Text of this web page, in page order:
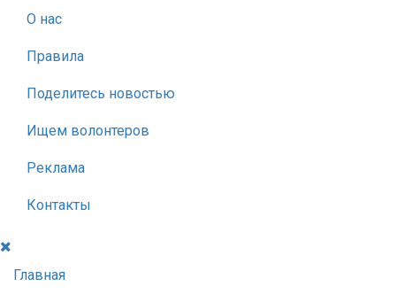
О нас
Правила
Поделитесь новостью
Ищем волонтеров
Реклама
Контакты
Главная